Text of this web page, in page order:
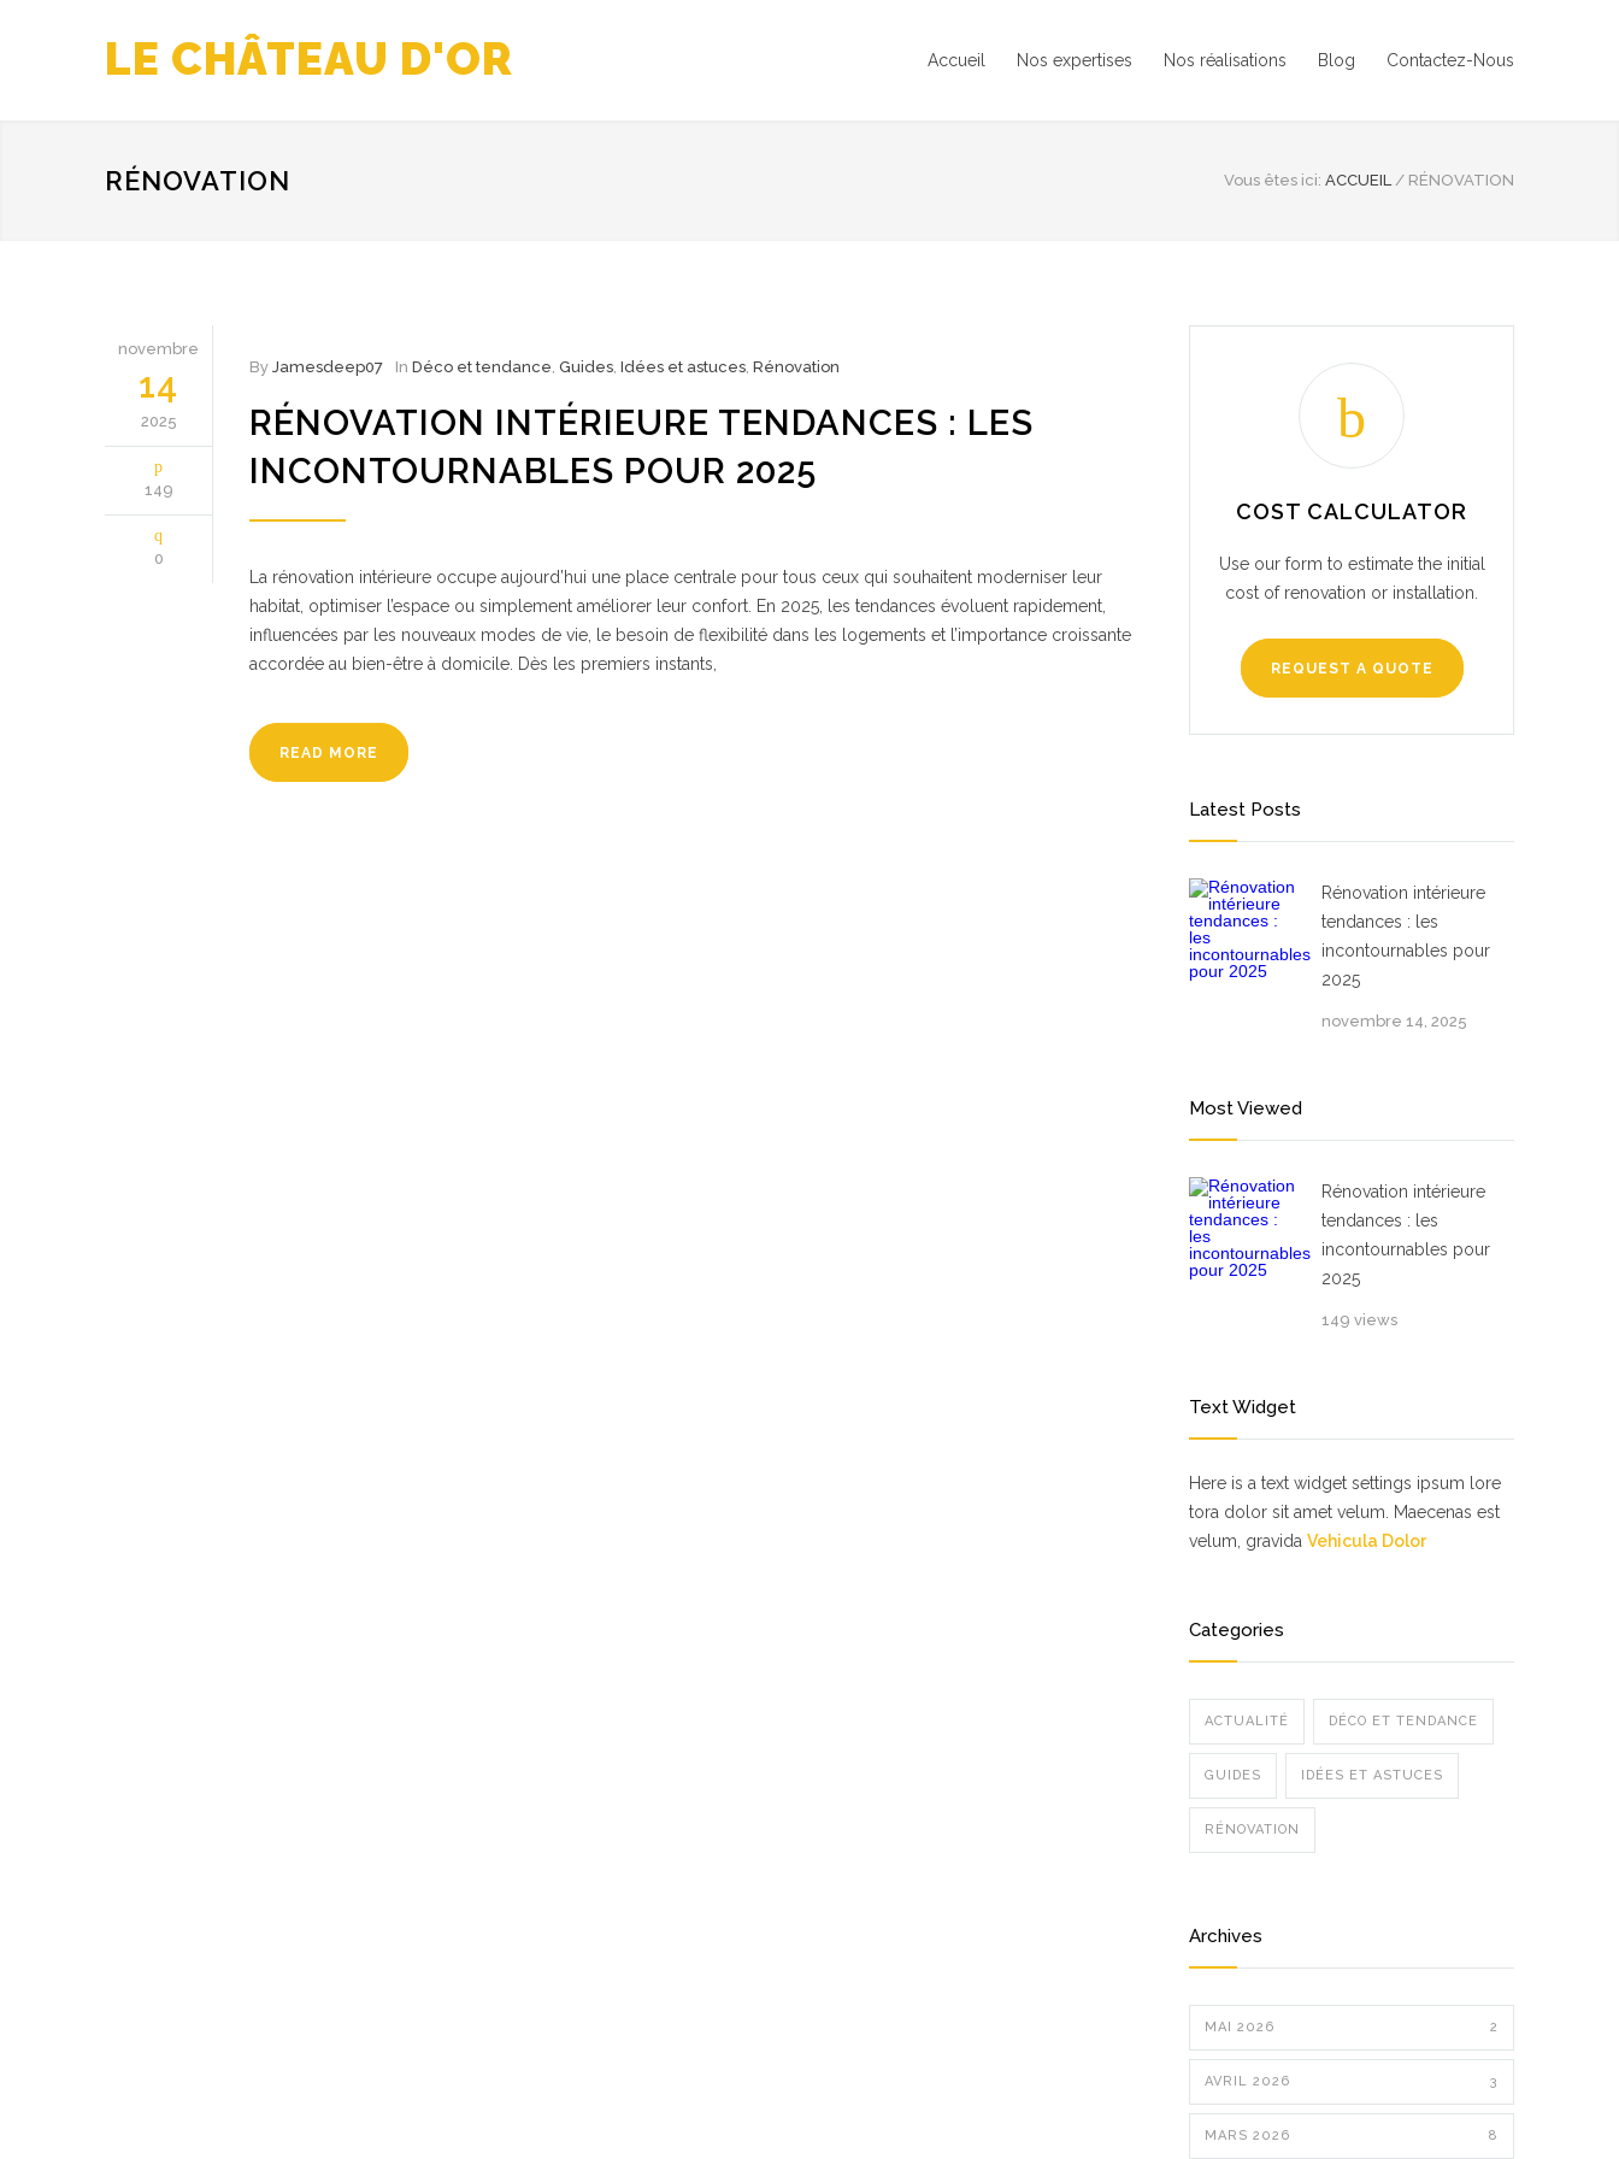
LE CHÂTEAU D'OR Accueil Nos expertises Nos réalisations Blog Contactez-Nous
RÉNOVATION Vous êtes ici: ACCUEIL / RÉNOVATION
novembre
14
2025
149
0
By Jamesdeep07 In Déco et tendance, Guides, Idées et astuces, Rénovation
RÉNOVATION INTÉRIEURE TENDANCES : LES
INCONTOURNABLES POUR 2025
La rénovation intérieure occupe aujourd’hui une place centrale pour tous ceux qui souhaitent moderniser leur
habitat, optimiser l’espace ou simplement améliorer leur confort. En 2025, les tendances évoluent rapidement,
influencées par les nouveaux modes de vie, le besoin de flexibilité dans les logements et l’importance croissante
accordée au bien-être à domicile. Dès les premiers instants,
READ MORE
COST CALCULATOR
Use our form to estimate the initial
cost of renovation or installation.
REQUEST A QUOTE
Latest Posts
Rénovation intérieure
tendances : les
incontournables pour
2025
novembre 14, 2025
Most Viewed
Rénovation intérieure
tendances : les
incontournables pour
2025
149 views
Text Widget
Here is a text widget settings ipsum lore
tora dolor sit amet velum. Maecenas est
velum, gravida Vehicula Dolor
Categories
ACTUALITÉ DÉCO ET TENDANCE
GUIDES IDÉES ET ASTUCES
RÉNOVATION
Archives
MAI 2026 2
AVRIL 2026 3
MARS 2026 8